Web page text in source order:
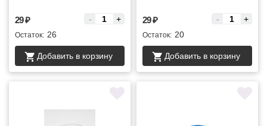
29₽ - +
Остаток: 26
Добавить в корзину
29₽ - +
Остаток: 20
Добавить в корзину